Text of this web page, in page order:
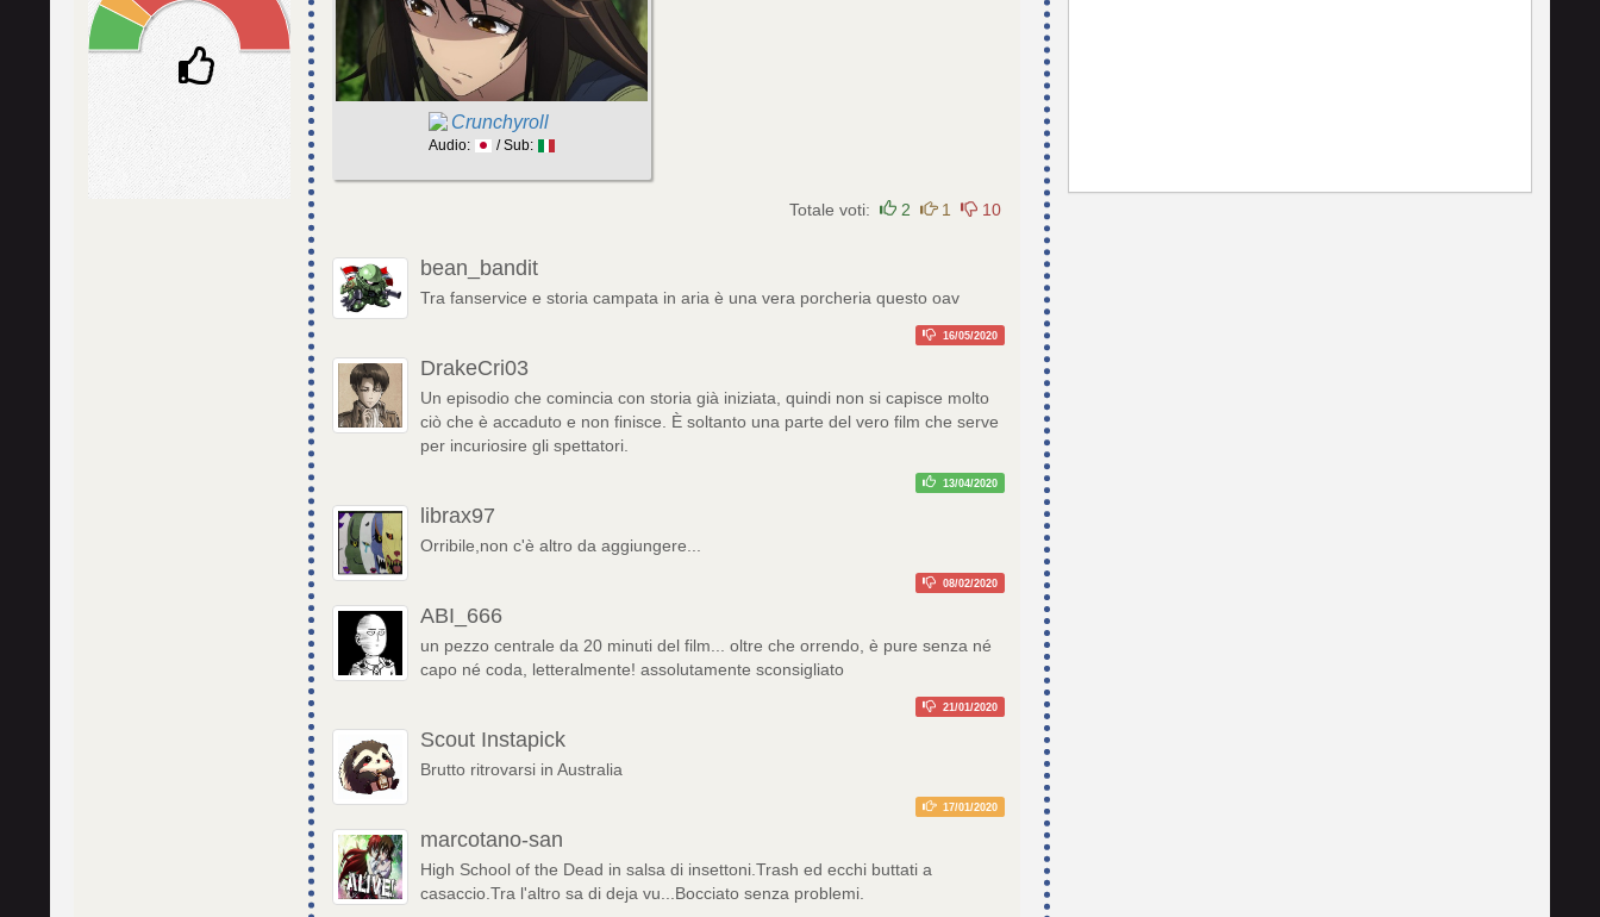
Crunchyroll
Audio: / Sub:
Totale voti: 2 1 10
bean_bandit
Tra fanservice e storia campata in aria è una vera porcheria questo oav
16/05/2020
DrakeCri03
Un episodio che comincia con storia già iniziata, quindi non si capisce molto
ciò che è accaduto e non finisce. È soltanto una parte del vero film che serve
per incuriosire gli spettatori.
13/04/2020
librax97
Orribile,non c'è altro da aggiungere...
08/02/2020
ABI_666
un pezzo centrale da 20 minuti del film... oltre che orrendo, è pure senza né
capo né coda, letteralmente! assolutamente sconsigliato
21/01/2020
Scout Instapick
Brutto ritrovarsi in Australia
17/01/2020
marcotano-san
High School of the Dead in salsa di insettoni.Trash ed ecchi buttati a
casaccio.Tra l'altro sa di deja vu...Bocciato senza problemi.